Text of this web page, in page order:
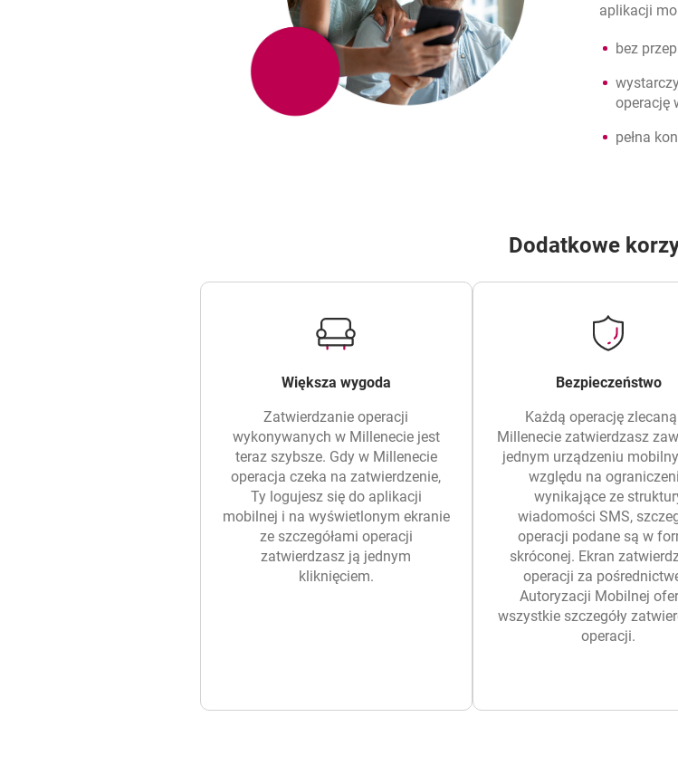
aplikacji
bez
operację
pełna
Dodatkowe
Większa wygoda
Zatwierdzanie operacji
wykonywanych w Millenecie jest
teraz szybsze. Gdy w Millenecie
operacja czeka na zatwierdzenie,
Ty logujesz się do aplikacji
mobilnej i na wyświetlonym ekranie
ze szczegółami operacji
zatwierdzasz ją jednym
kliknięciem.
Bezpieczeństwo
Każdą operację
Millenecie zatwierdzasz
jednym urządzeniu
względu na
wynikające ze
wiadomości SMS,
operacji podane są w
skróconej. Ekran
operacji za
Autoryzacji Mobilnej
wszystkie szczegóły
operacji.